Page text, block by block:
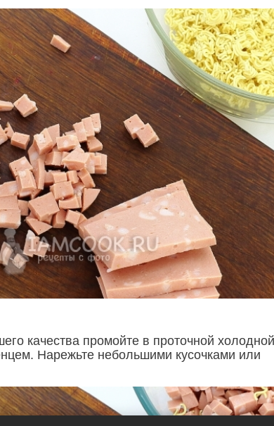
качества промойте в проточной холодной
Нарежьте небольшими кусочками или